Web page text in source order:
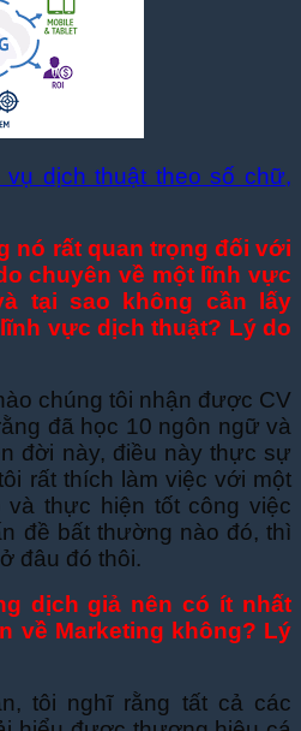
dịch thuật theo số chữ,
nó rất quan trọng đối với
chuyên về một lĩnh vực
tại sao không cần lấy
vực dịch thuật? Lý do
chúng tôi nhận được CV
đã học 10 ngôn ngữ và
đời này, điều này thực sự
rất thích làm việc với một
và thực hiện tốt công việc
đề bất thường nào đó, thì
đâu đó thôi.
dịch giả nên có ít nhất
về Marketing không? Lý
tôi nghĩ rằng tất cả các